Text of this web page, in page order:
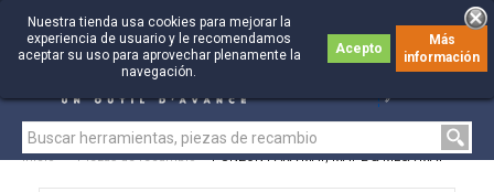
0
0
Nuestra tienda usa cookies para mejorar la
experiencia de usuario y le recomendamos
aceptar su uso para aprovechar plenamente la
navegación.
Acepto
Más
información
Inicio > Piezas de recambio > PUNZÓN PARA MAT, MAT 2 & MECA-MAT